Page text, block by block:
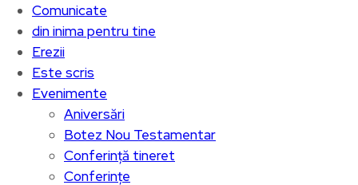
Comunicate
din inima pentru tine
Erezii
Este scris
Evenimente
Aniversări
Botez Nou Testamentar
Conferință tineret
Conferințe